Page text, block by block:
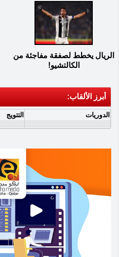
الريال يخطط لصفقة مفاجئة من
الكالتشيو!
أبرز الألقاب:
الدوريات التتويج